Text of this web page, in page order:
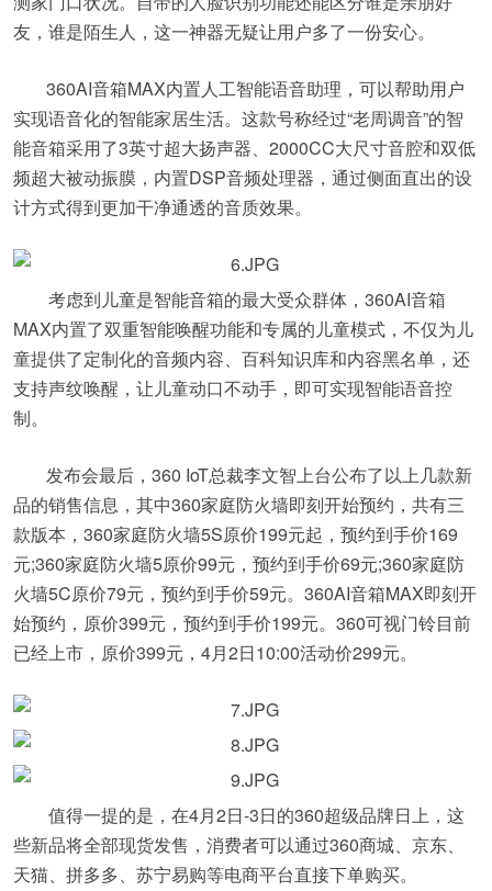
友，谁是陌生人，这一神器无疑让用户多了一份安心。
360AI音箱MAX内置人工智能语音助理，可以帮助用户
实现语音化的智能家居生活。这款号称经过“老周调音”的智
能音箱采用了3英寸超大扬声器、2000CC大尺寸音腔和双低
频超大被动振膜，内置DSP音频处理器，通过侧面直出的设
计方式得到更加干净通透的音质效果。
考虑到儿童是智能音箱的最大受众群体，360AI音箱
MAX内置了双重智能唤醒功能和专属的儿童模式，不仅为儿
童提供了定制化的音频内容、百科知识库和内容黑名单，还
支持声纹唤醒，让儿童动口不动手，即可实现智能语音控
制。
发布会最后，360 IoT总裁李文智上台公布了以上几款新
品的销售信息，其中360家庭防火墙即刻开始预约，共有三
款版本，360家庭防火墙5S原价199元起，预约到手价169
元;360家庭防火墙5原价99元，预约到手价69元;360家庭防
火墙5C原价79元，预约到手价59元。360AI音箱MAX即刻开
始预约，原价399元，预约到手价199元。360可视门铃目前
已经上市，原价399元，4月2日10:00活动价299元。
值得一提的是，在4月2日-3日的360超级品牌日上，这
些新品将全部现货发售，消费者可以通过360商城、京东、
天猫、拼多多、苏宁易购等电商平台直接下单购买。